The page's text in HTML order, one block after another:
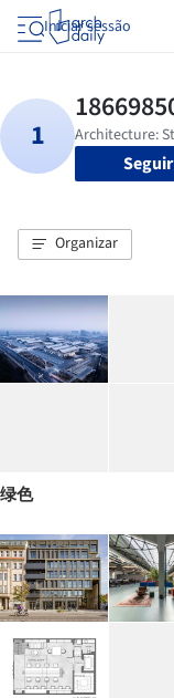
Iniciar sessão
Seguir
Organizar
绿色